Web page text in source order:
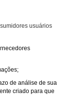
usuários
de análise de sua
criado para que